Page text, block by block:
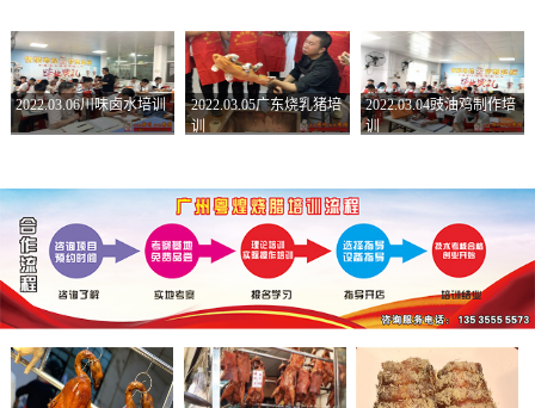
2022.03.06川味卤水培训
2022.03.05广东烧乳猪培
训
2022.03.04豉油鸡制作培
训